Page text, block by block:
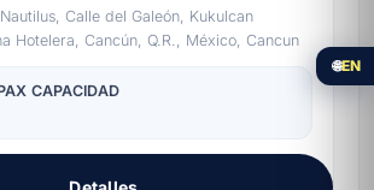
Calle del Galeón, Kukulcan
Hotelera, Cancún, Q.R., México, Cancun
CAPACIDAD
🌐EN